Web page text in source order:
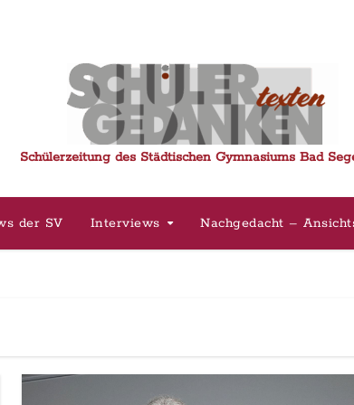
Schülerzeitung des Städtischen Gymnasiums Bad
der SV Interviews Nachgedacht –